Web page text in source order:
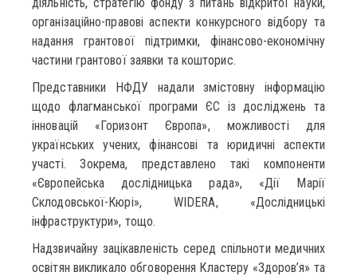
організаційно-правові аспекти конкурсного відбору та
надання грантової підтримки, фінансово-економічну
частини грантової заявки та кошторис.
Представники НФДУ надали змістовну інформацію
щодо флагманської програми ЄС із досліджень та
інновацій «Горизонт Європа», можливості для
українських учених, фінансові та юридичні аспекти
участі. Зокрема, представлено такі компоненти
«Європейська дослідницька рада», «Дії Марії
Склодовської-Кюрі», WIDERA, «Дослідницькі
інфраструктури», тощо.
Надзвичайну зацікавленість серед спільноти медичних
освітян викликало обговорення Кластеру «Здоров’я» та